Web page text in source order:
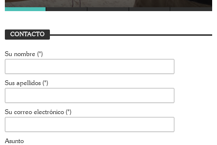
CONTACTO
Su nombre (*)
Sus apellidos (*)
Su correo electrónico (*)
Asunto